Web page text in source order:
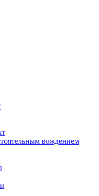
вождением